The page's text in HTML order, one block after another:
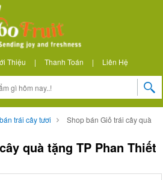
Thiệu | Thanh Toán | Liên Hệ
trái cây tươi
Shop bán Giỏ trái cây quà
quà tặng TP Phan Thiết